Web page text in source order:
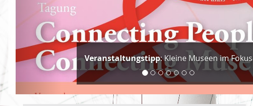
Veranstaltungstipp: Kleine Museen im Fokus